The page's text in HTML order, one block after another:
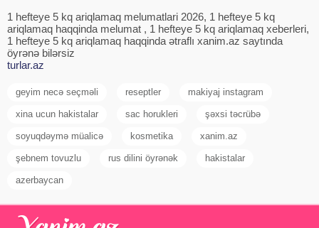
1 hefteye 5 kq ariqlamaq melumatlari 2026, 1 hefteye 5 kq
ariqlamaq haqqinda melumat , 1 hefteye 5 kq ariqlamaq xeberleri,
1 hefteye 5 kq ariqlamaq haqqinda ətraflı xanim.az saytında
öyrənə bilərsiz
turlar.az
geyim necə seçməli reseptler makiyaj instagram
xina ucun hakistalar sac horukleri şəxsi təcrübə
soyuqdəymə müalicə kosmetika xanim.az
şebnem tovuzlu rus dilini öyrənək hakistalar
azerbaycan